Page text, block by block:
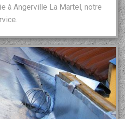
à Angerville La Martel, notre